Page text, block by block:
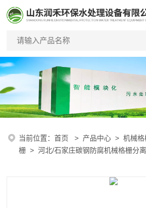
当前位置：首页 > 产品中心 >机械格
栅 > 河北/石家庄碳钢防腐机械格栅分